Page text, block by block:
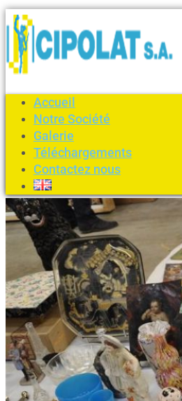
Accueil
Notre Société
Galerie
Téléchargements
Contactez nous